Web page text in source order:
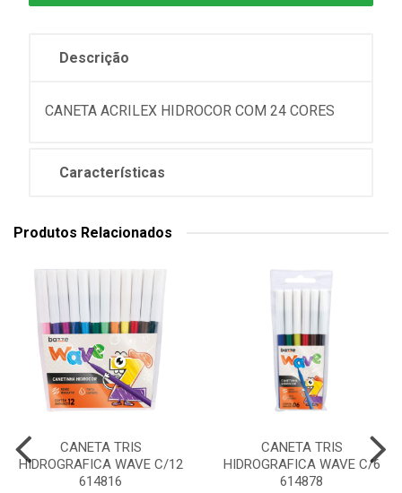
Descrição
CANETA ACRILEX HIDROCOR COM 24 CORES
Características
Produtos Relacionados
CANETA TRIS
HIDROGRAFICA WAVE C/12
614816
CANETA TRIS
HIDROGRAFICA WAVE C/6
614878